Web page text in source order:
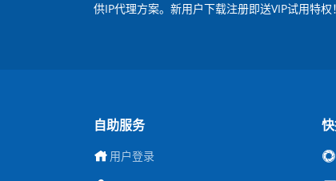
供IP代理方案。新用户下载注册即送VIP试用特权！
自助服务
用户登录